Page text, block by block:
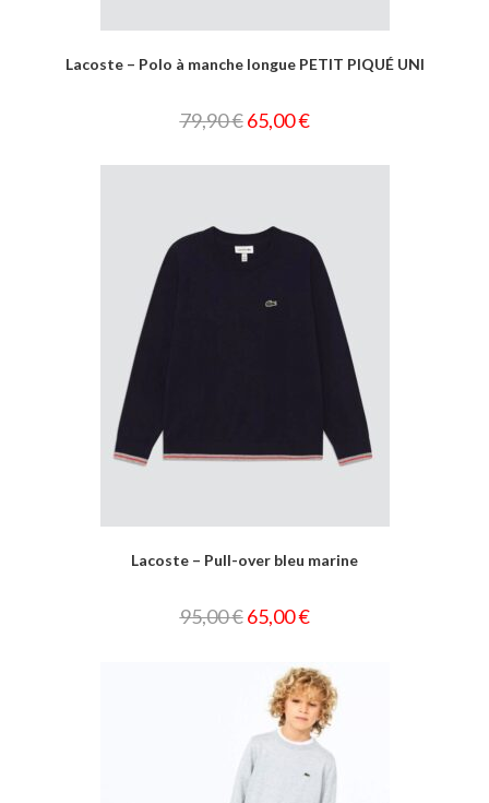
Lacoste – Polo à manche longue PETIT PIQUÉ UNI
79,90€ 65,00€
Lacoste – Pull-over bleu marine
95,00€ 65,00€